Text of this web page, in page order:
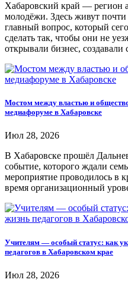
Хабаровский край — регион
молодёжи. Здесь живут
главный вопрос, который
сделать так, чтобы они не
открывали бизнес, создавали
Мостом между властью и
медиафоруме в Хабаровске
Июл 28, 2026
В Хабаровске прошёл
событие, которого ждали
мероприятие проводилось в
время организационный
Учителям — особый статус: как
педагогов в Хабаровском крае
Июл 28, 2026